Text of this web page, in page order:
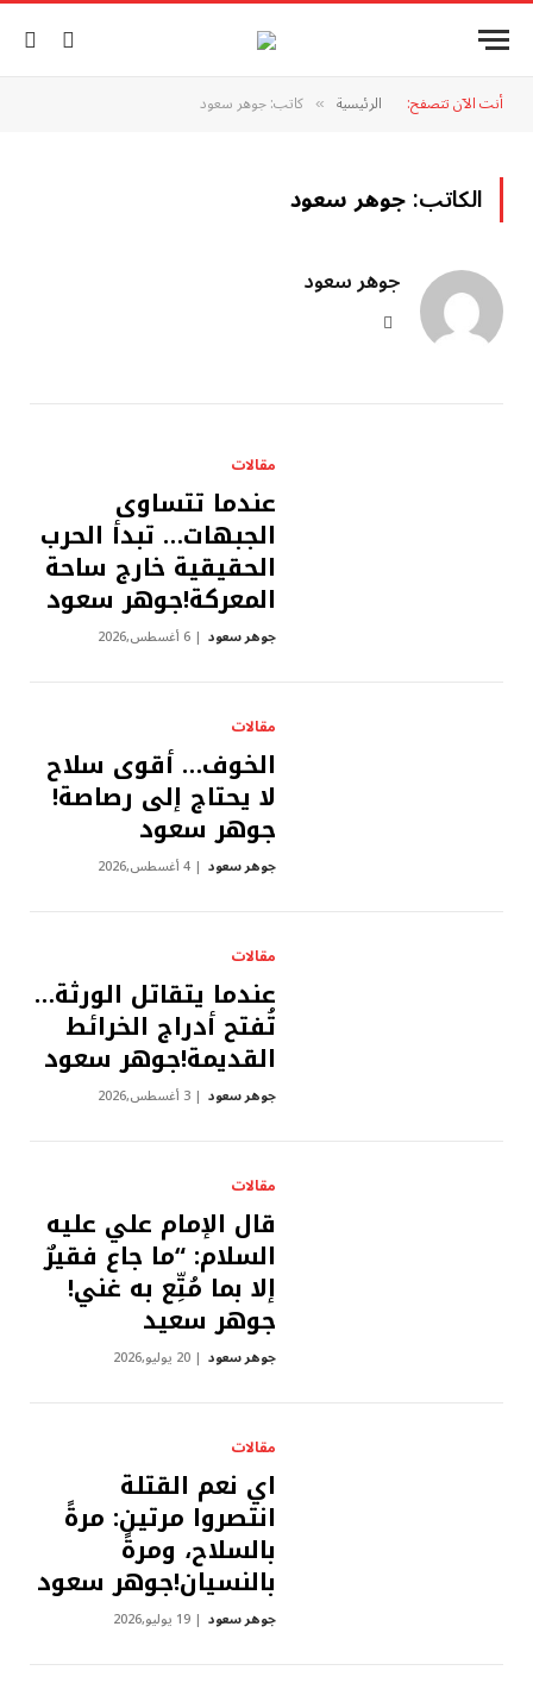
أنت الآن تتصفح: الرئيسية » كاتب: جوهر سعود
الكاتب:جوهر سعود
جوهر سعود
مقالات
عندما تتساوى
الجبهات… تبدأ الحرب
الحقيقية خارج ساحة
المعركة!جوهر سعود
جوهر سعود 6 أغسطس,2026
مقالات
الخوف… أقوى سلاح
لا يحتاج إلى رصاصة!
جوهر سعود
جوهر سعود 4 أغسطس,2026
مقالات
عندما يتقاتل الورثة…
تُفتح أدراج الخرائط
القديمة!جوهر سعود
جوهر سعود 3 أغسطس,2026
مقالات
قال الإمام علي عليه
السلام: “ما جاع فقيرٌ
إلا بما مُتِّع به غني!
جوهر سعيد
جوهر سعود 20 يوليو,2026
مقالات
اي نعم القتلة
انتصروا مرتين: مرةً
بالسلاح، ومرةً
بالنسيان!جوهر سعود
جوهر سعود 19 يوليو,2026